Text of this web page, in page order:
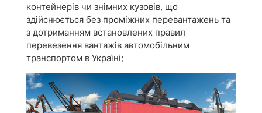
контейнерів чи знімних кузовів, що
здійснюється без проміжних перевантажень та
з дотриманням встановлених правил
перевезення вантажів автомобільним
транспортом в Україні;